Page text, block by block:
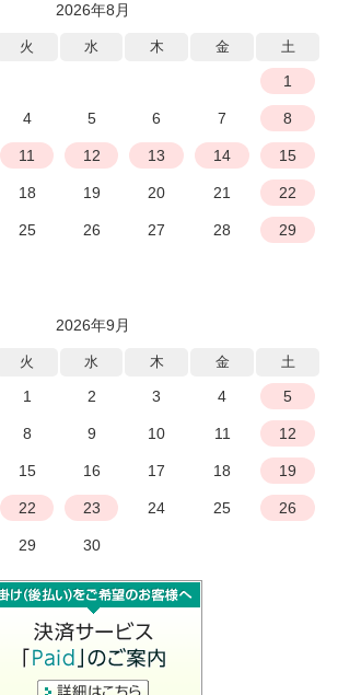
2026年8月
火 水 木 金 土
1
4 5 6 7 8
11 12 13 14 15
18 19 20 21 22
25 26 27 28 29
2026年9月
火 水 木 金 土
1 2 3 4 5
8 9 10 11 12
15 16 17 18 19
22 23 24 25 26
29 30